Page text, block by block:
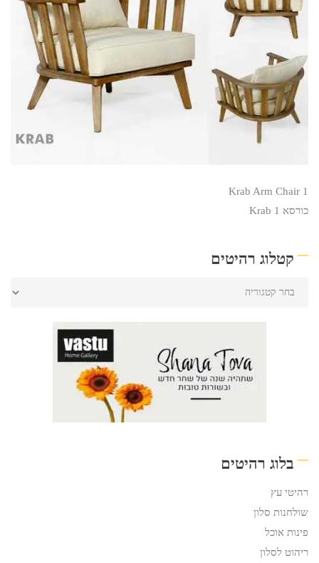
Krab Arm Chair 1
כורסא Krab 1
קטלוג רהיטים
בלוג רהיטים
רהיטי עץ
שולחנות סלון
פינות אוכל
ריהוט לסלון